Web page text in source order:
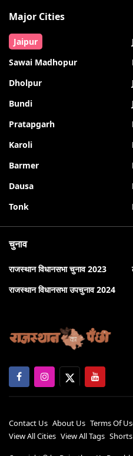
Major Cities
Jaipur
Sawai Madhopur
Dholpur
Bundi
Pratapgarh
Karoli
Barmer
Dausa
Tonk
चुनाव
राजस्थान विधानसभा चुनाव 2023
राजस्थान विधानसभा उपचुनाव 2024
Contact Us About Us Terms Of
View All Cities View All Tags Shorts